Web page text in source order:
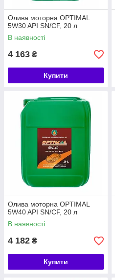
Олива моторна OPTIMAL
5W30 API SN/CF, 20 л
В наявності
4 163 ₴
Купити
Олива моторна OPTIMAL
5W40 API SN/СF, 20 л
В наявності
4 182 ₴
Купити